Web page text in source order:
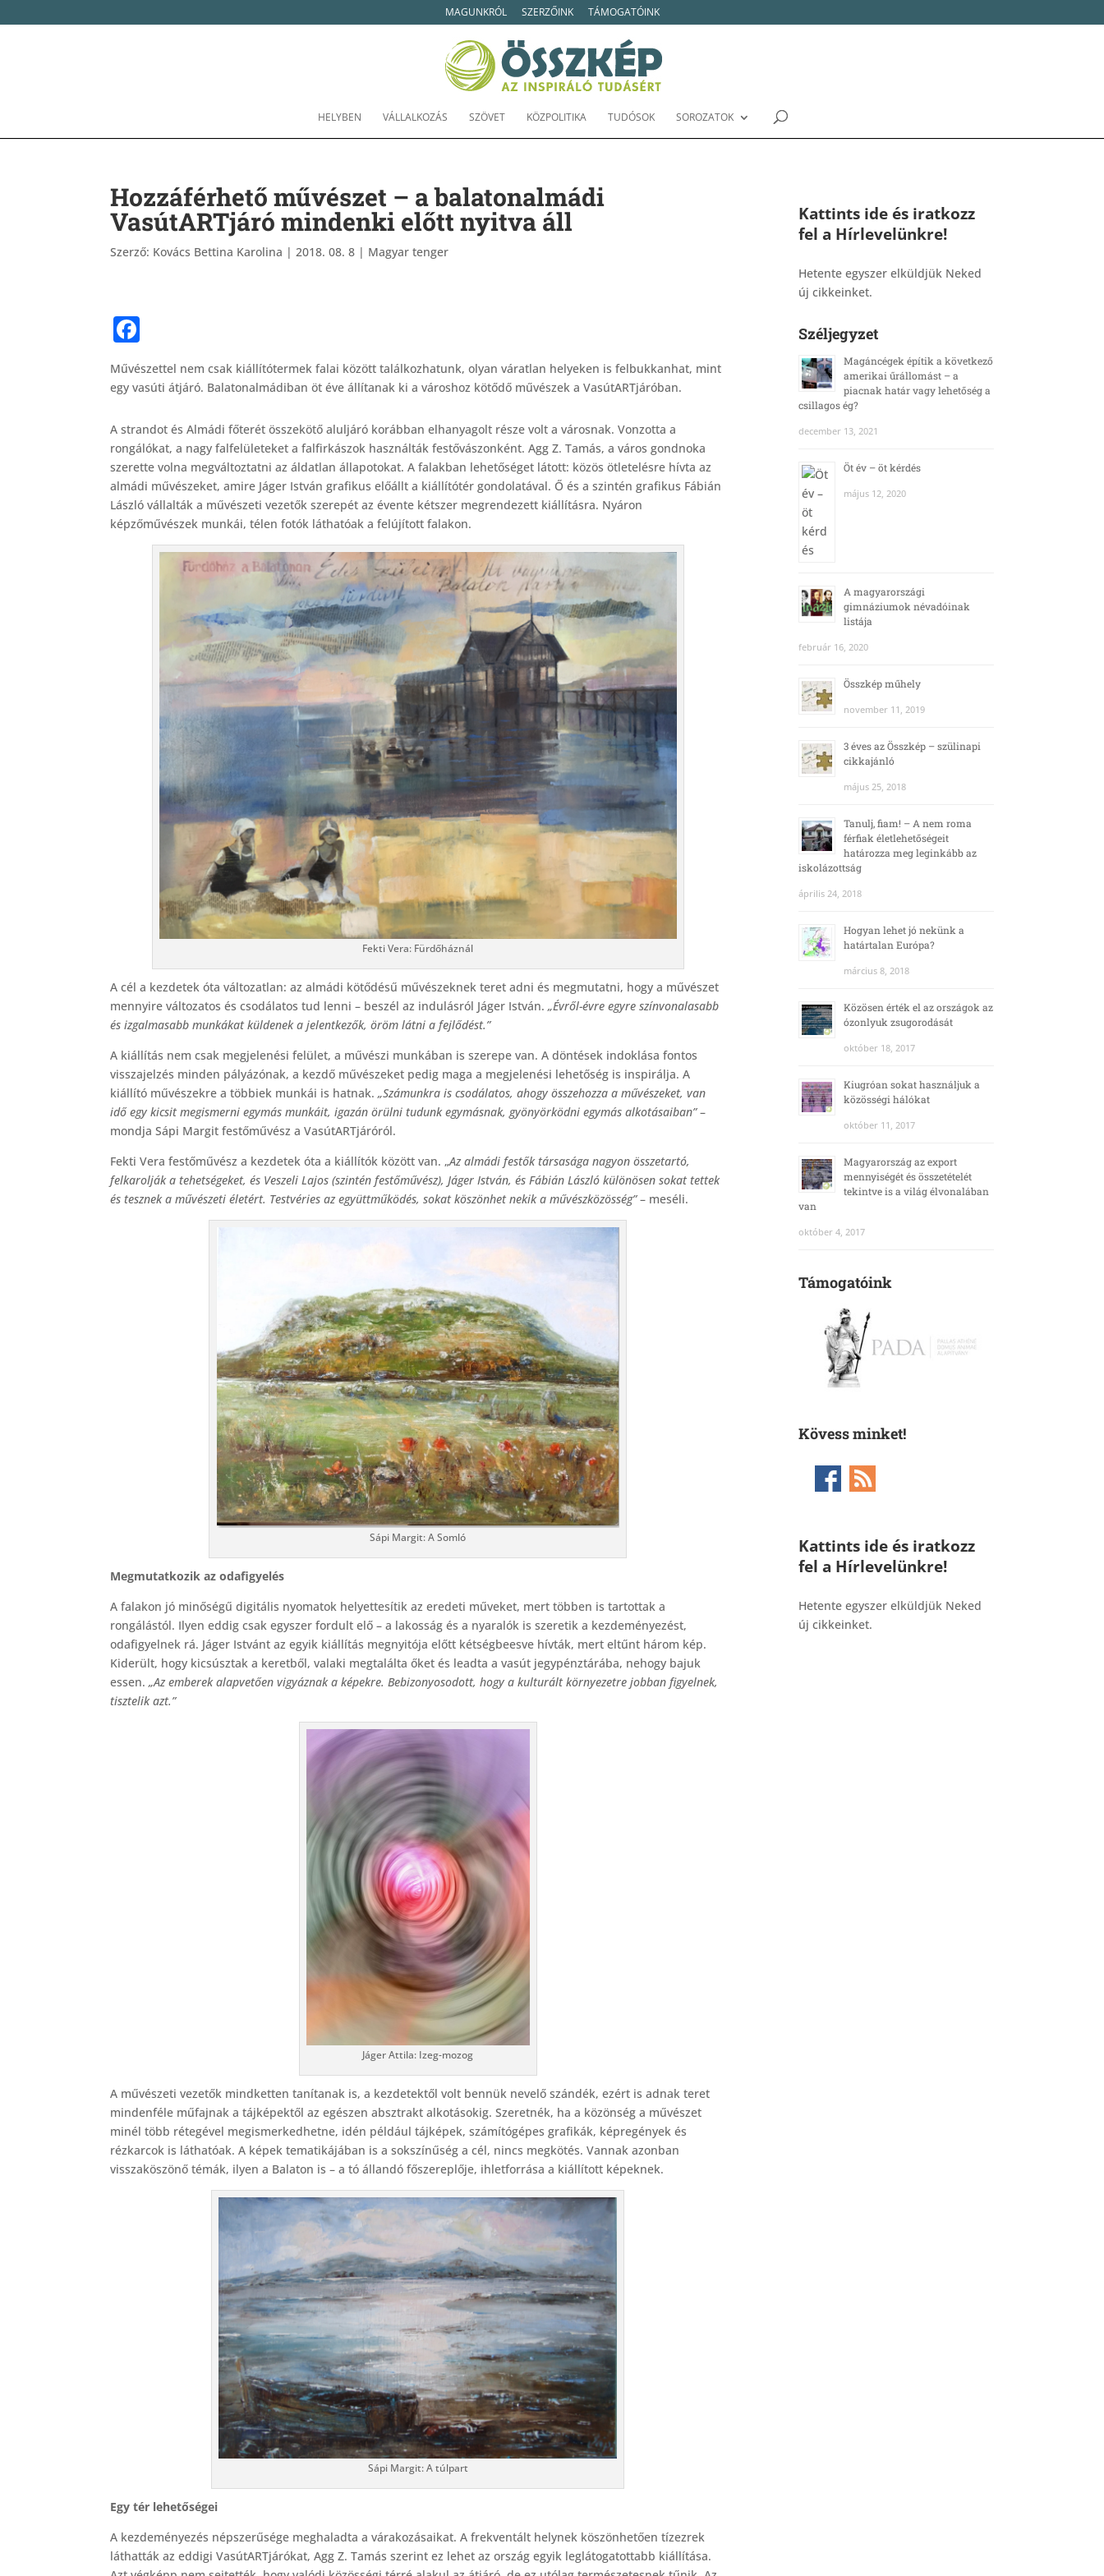
MAGUNKRÓL SZERZŐINK TÁMOGATÓINK
HELYBEN VÁLLALKOZÁS SZÖVET KÖZPOLITIKA TUDÓSOK SOROZATOK
Hozzáférhető művészet – a balatonalmádi
VasútARTjáró mindenki előtt nyitva áll
Szerző: Kovács Bettina Karolina |2018. 08. 8 | Magyar tenger
c
b
o
o
k
Művészettel nem csak kiállítótermek falai között találkozhatunk, olyan váratlan helyeken is felbukkanhat, mint
egy vasúti átjáró. Balatonalmádiban öt éve állítanak ki a városhoz kötődő művészek a VasútARTjáróban.
A strandot és Almádi főterét összekötő aluljáró korábban elhanyagolt része volt a városnak. Vonzotta a
rongálókat, a nagy falfelületeket a falfirkászok használták festővászonként. Agg Z. Tamás, a város gondnoka
szerette volna megváltoztatni az áldatlan állapotokat. A falakban lehetőséget látott: közös ötletelésre hívta az
almádi művészeket, amire Jáger István grafikus előállt a kiállítótér gondolatával. Ő és a szintén grafikus Fábián
László vállalták a művészeti vezetők szerepét az évente kétszer megrendezett kiállításra. Nyáron
képzőművészek munkái, télen fotók láthatóak a felújított falakon.
Fekti Vera: Fürdőháznál
A cél a kezdetek óta változatlan: az almádi kötődésű művészeknek teret adni és megmutatni, hogy a művészet
mennyire változatos és csodálatos tud lenni – beszél az indulásról Jáger István. „Évről-évre egyre színvonalasabb
és izgalmasabb munkákat küldenek a jelentkezők, öröm látni a fejlődést.”
A kiállítás nem csak megjelenési felület, a művészi munkában is szerepe van. A döntések indoklása fontos
visszajelzés minden pályázónak, a kezdő művészeket pedig maga a megjelenési lehetőség is inspirálja. A
kiállító művészekre a többiek munkái is hatnak.„Számunkra is csodálatos, ahogy összehozza a művészeket, van
idő egy kicsit megismerni egymás munkáit, igazán örülni tudunk egymásnak, gyönyörködni egymás alkotásaiban”–
mondja Sápi Margit festőművész a VasútARTjáróról.
Fekti Vera festőművész a kezdetek óta a kiállítók között van. „Az almádi festők társasága nagyon összetartó,
felkarolják a tehetségeket, és Veszeli Lajos (szintén festőművész), Jáger István, és Fábián László különösen sokat tettek
és tesznek a művészeti életért. Testvéries az együttműködés, sokat köszönhet nekik a művészközösség”– meséli.
Sápi Margit: A Somló
Megmutatkozik az odafigyelés
A falakon jó minőségű digitális nyomatok helyettesítik az eredeti műveket, mert többen is tartottak a
rongálástól. Ilyen eddig csak egyszer fordult elő – a lakosság és a nyaralók is szeretik a kezdeményezést,
odafigyelnek rá. Jáger Istvánt az egyik kiállítás megnyitója előtt kétségbeesve hívták, mert eltűnt három kép.
Kiderült, hogy kicsúsztak a keretből, valaki megtalálta őket és leadta a vasút jegypénztárába, nehogy bajuk
essen.„Az emberek alapvetően vigyáznak a képekre. Bebizonyosodott, hogy a kulturált környezetre jobban figyelnek,
tisztelik azt.”
Jáger Attila: Izeg-mozog
A művészeti vezetők mindketten tanítanak is, a kezdetektől volt bennük nevelő szándék, ezért is adnak teret
mindenféle műfajnak a tájképektől az egészen absztrakt alkotásokig. Szeretnék, ha a közönség a művészet
minél több rétegével megismerkedhetne, idén például tájképek, számítógépes grafikák, képregények és
rézkarcok is láthatóak. A képek tematikájában is a sokszínűség a cél, nincs megkötés. Vannak azonban
visszaköszönő témák, ilyen a Balaton is – a tó állandó főszereplője, ihletforrása a kiállított képeknek.
Sápi Margit: A túlpart
Egy tér lehetőségei
A kezdeményezés népszerűsége meghaladta a várakozásaikat. A frekventált helynek köszönhetően tízezrek
láthatták az eddigi VasútARTjárókat, Agg Z. Tamás szerint ez lehet az ország egyik leglátogatottabb kiállítása.
Kattints ide és iratkozz
fel a Hírlevelünkre!
Hetente egyszer elküldjük Neked
új cikkeinket.
Széljegyzet
Magáncégek építik a következő
amerikai űrállomást – a
piacnak határ vagy lehetőség a
csillagos ég?
december 13, 2021
Öt év – öt kérdés
május 12, 2020
A magyarországi
gimnáziumok névadóinak
listája
február 16, 2020
Összkép műhely
november 11, 2019
3 éves az Összkép – szülinapi
cikkajánló
május 25, 2018
Tanulj, fiam! – A nem roma
férfiak életlehetőségeit
határozza meg leginkább az
iskolázottság
április 24, 2018
Hogyan lehet jó nekünk a
határtalan Európa?
március 8, 2018
Közösen érték el az országok az
ózonlyuk zsugorodását
október 18, 2017
Kiugróan sokat használjuk a
közösségi hálókat
október 11, 2017
Magyarország az export
mennyiségét és összetételét
tekintve is a világ élvonalában
van
október 4, 2017
Támogatóink
Kövess minket!
Kattints ide és iratkozz
fel a Hírlevelünkre!
Hetente egyszer elküldjük Neked
új cikkeinket.